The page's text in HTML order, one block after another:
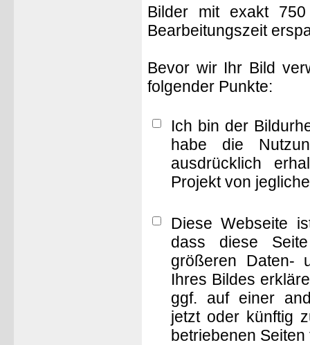
Bilder mit exakt
Bearbeitungszeit
Bevor wir Ihr Bild
folgender Punkte:
Ich bin der
habe die
ausdrücklich
Projekt von
Diese Webseite
dass diese
größeren Daten-
Ihres Bildes
ggf. auf einer
jetzt oder künftig
betriebenen